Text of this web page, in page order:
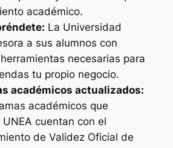
académico.
La Universidad
a sus alumnos con
necesarias para
tu propio negocio.
académicos actualizados:
académicos que
cuentan con el
de Validez Oficial de